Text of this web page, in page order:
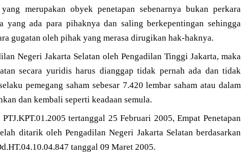
merupakan obyek penetapan sebenarnya bukan perkara
yang ada para pihaknya dan saling berkepentingan sehingga
gugatan oleh pihak yang merasa dirugikan hak-haknya.
Negeri Jakarta Selatan oleh Pengadilan Tinggi Jakarta, maka
secara yuridis harus dianggap tidak pernah ada dan tidak
pemegang saham sebesar 7.420 lembar saham atau dalam
dan kembali seperti keadaan semula.
tertanggal 25 Februari 2005, Empat Penetapan
ditarik oleh Pengadilan Negeri Jakarta Selatan berdasarkan
tanggal 09 Maret 2005.